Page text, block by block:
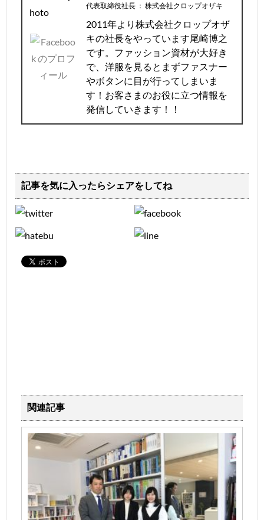
代表取締役社長 ： 株式会社クロップオザキ
2011年より株式会社クロップオザ
キの社長をやっています尾崎博之
です。ファッション資材が大好き
で、洋服を見るとまずファスナー
やボタンに目が行ってしまいま
す！お客さまのお役に立つ情報を
発信していきます！！
記事を気に入ったらシェアをしてね
関連記事